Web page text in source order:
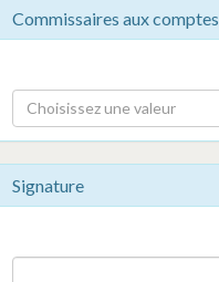
Commissaires aux comptes
Choisissez une valeur
Signature